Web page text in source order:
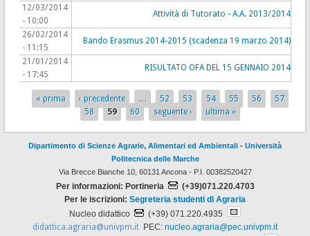
12/03/2014
- 10:00
Attività di Tutorato - A.A. 2013/2014
26/02/2014
- 11:15
Bando Erasmus 2014-2015 (scadenza 19 marzo 2014)
21/01/2014
- 17:45
RISULTATO OFA DEL 15 GENNAIO 2014
Pagine
« prima ‹ precedente … 52 53 54 55 56
57
58
59 60 seguente › ultima »
Dipartimento di Scienze Agrarie, Alimentari ed Ambientali - Università
Politecnica delle Marche
Via Brecce Bianche 10, 60131 Ancona - P.I. 00382520427
Per informazioni: Portineria
(+39)071.220.4703
Per le iscrizioni: Segreteria studenti di Agraria
Nucleo didattico
(+39) 071.220.4935
didattica.agraria@univpm.it PEC: nucleo.agraria@pec.univpm.it